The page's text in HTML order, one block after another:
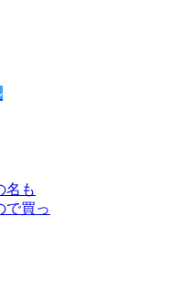
名も
で買っ